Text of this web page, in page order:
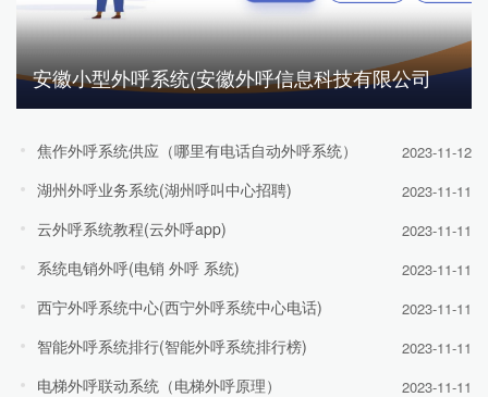
安徽小型外呼系统(安徽外呼信息科技有限公司
焦作外呼系统供应（哪里有电话自动外呼系统） 2023-11-12
湖州外呼业务系统(湖州呼叫中心招聘) 2023-11-11
云外呼系统教程(云外呼app) 2023-11-11
系统电销外呼(电销 外呼 系统) 2023-11-11
西宁外呼系统中心(西宁外呼系统中心电话) 2023-11-11
智能外呼系统排行(智能外呼系统排行榜) 2023-11-11
电梯外呼联动系统（电梯外呼原理） 2023-11-11